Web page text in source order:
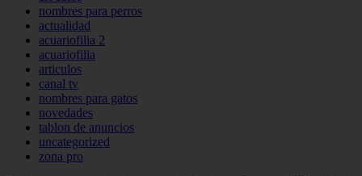
nombres para perros
actualidad
acuariofilia 2
acuariofilia
articulos
canal tv
nombres para gatos
novedades
tablon de anuncios
uncategorized
zona pro